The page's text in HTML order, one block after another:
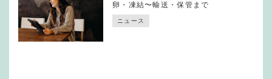
卵・凍結〜輸送・保管まで
ニュース